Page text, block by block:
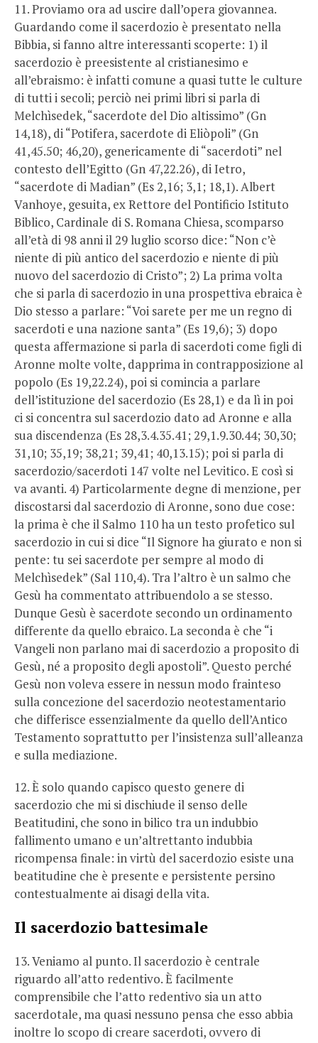
11. Proviamo ora ad uscire dall’opera giovannea.
Guardando come il sacerdozio è presentato nella
Bibbia, si fanno altre interessanti scoperte: 1) il
sacerdozio è preesistente al cristianesimo e
all’ebraismo: è infatti comune a quasi tutte le culture
di tutti i secoli; perciò nei primi libri si parla di
Melchìsedek, “sacerdote del Dio altissimo” (Gn
14,18), di “Potifera, sacerdote di Eliòpoli” (Gn
41,45.50; 46,20), genericamente di “sacerdoti” nel
contesto dell’Egitto (Gn 47,22.26), di Ietro,
“sacerdote di Madian” (Es 2,16; 3,1; 18,1). Albert
Vanhoye, gesuita, ex Rettore del Pontificio Istituto
Biblico, Cardinale di S. Romana Chiesa, scomparso
all’età di 98 anni il 29 luglio scorso dice: “Non c’è
niente di più antico del sacerdozio e niente di più
nuovo del sacerdozio di Cristo”; 2) La prima volta
che si parla di sacerdozio in una prospettiva ebraica è
Dio stesso a parlare: “Voi sarete per me un regno di
sacerdoti e una nazione santa” (Es 19,6); 3) dopo
questa affermazione si parla di sacerdoti come figli di
Aronne molte volte, dapprima in contrapposizione al
popolo (Es 19,22.24), poi si comincia a parlare
dell’istituzione del sacerdozio (Es 28,1) e da lì in poi
ci si concentra sul sacerdozio dato ad Aronne e alla
sua discendenza (Es 28,3.4.35.41; 29,1.9.30.44; 30,30;
31,10; 35,19; 38,21; 39,41; 40,13.15); poi si parla di
sacerdozio/sacerdoti 147 volte nel Levitico. E così si
va avanti. 4) Particolarmente degne di menzione, per
discostarsi dal sacerdozio di Aronne, sono due cose:
la prima è che il Salmo 110 ha un testo profetico sul
sacerdozio in cui si dice “Il Signore ha giurato e non si
pente: tu sei sacerdote per sempre al modo di
Melchìsedek” (Sal 110,4). Tra l’altro è un salmo che
Gesù ha commentato attribuendolo a se stesso.
Dunque Gesù è sacerdote secondo un ordinamento
differente da quello ebraico. La seconda è che “i
Vangeli non parlano mai di sacerdozio a proposito di
Gesù, né a proposito degli apostoli”. Questo perché
Gesù non voleva essere in nessun modo frainteso
sulla concezione del sacerdozio neotestamentario
che differisce essenzialmente da quello dell’Antico
Testamento soprattutto per l’insistenza sull’alleanza
e sulla mediazione.
12. È solo quando capisco questo genere di
sacerdozio che mi si dischiude il senso delle
Beatitudini, che sono in bilico tra un indubbio
fallimento umano e un’altrettanto indubbia
ricompensa finale: in virtù del sacerdozio esiste una
beatitudine che è presente e persistente persino
contestualmente ai disagi della vita.
Il sacerdozio battesimale
13. Veniamo al punto. Il sacerdozio è centrale
riguardo all’atto redentivo. È facilmente
comprensibile che l’atto redentivo sia un atto
sacerdotale, ma quasi nessuno pensa che esso abbia
inoltre lo scopo di creare sacerdoti, ovvero di